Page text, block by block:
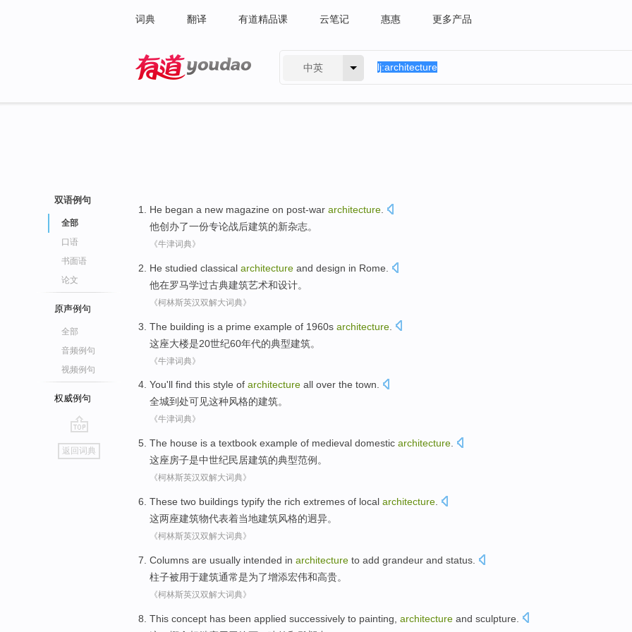
词典 翻译 有道精品课 云笔记 惠惠 更多产品
中英
双语例句
全部
口语
书面语
论文
原声例句
全部
音频例句
视频例句
权威例句
go
top
返回词典
He began a new magazine on post-war architecture
他创办了一份专论战后建筑的新杂志。
《牛津词典》
He studied classical architecture and design in Rome
他在罗马学过古典建筑艺术和设计。
《柯林斯英汉双解大词典》
The building is a prime example of 1960s architecture
这座大楼是20世纪60年代的典型建筑。
《牛津词典》
You'll find this style of architecture all over the town.
全城到处可见这种风格的建筑。
《牛津词典》
The house is a textbook example of medieval domestic architecture
这座房子是中世纪民居建筑的典型范例。
《柯林斯英汉双解大词典》
These two buildings typify the rich extremes of local architecture
这两座建筑物代表着当地建筑风格的迥异。
《柯林斯英汉双解大词典》
Columns are usually intended in architecture to add grandeur and status.
柱子被用于建筑通常是为了增添宏伟和高贵。
《柯林斯英汉双解大词典》
This concept has been applied successively to painting architecture and sculpture